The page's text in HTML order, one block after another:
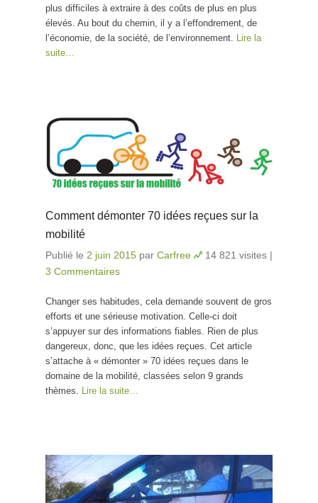
plus difficiles à extraire à des coûts de plus en plus
élevés. Au bout du chemin, il y a l’effondrement, de
l’économie, de la société, de l’environnement. Lire la
suite…
Comment démonter 70 idées reçues sur la
mobilité
Publié le 2 juin 2015 par Carfree 14 821 visites |
3 Commentaires
Changer ses habitudes, cela demande souvent de gros
efforts et une sérieuse motivation. Celle-ci doit
s’appuyer sur des informations fiables. Rien de plus
dangereux, donc, que les idées reçues. Cet article
s’attache à « démonter » 70 idées reçues dans le
domaine de la mobilité, classées selon 9 grands
thèmes. Lire la suite…